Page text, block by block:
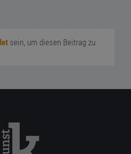
sein, um diesen Beitrag zu